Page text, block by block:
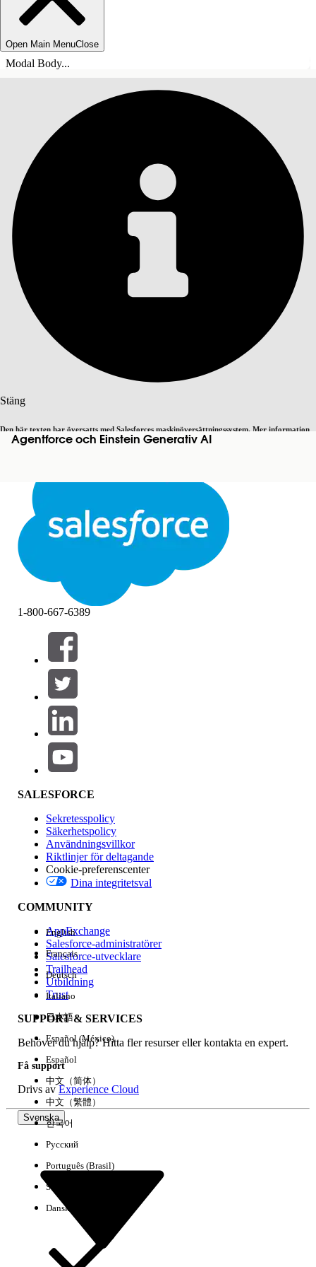
Open Main MenuClose
Modal Body...
Stäng
Den här texten har översatts med Salesforces maskinöversättningssystem. Mer information
. Byt till engelska Inte nu
StängStäng
Agentforce och Einstein Generativ AI
Innehållsförteckningar
INNEHÅLLSFÖRTECKNINGAR
Filter (0)
VÄLJ FILTER
Produktområde
Funktionspåverkan
Version
Händelse
Rensa alla Klart
1-800-667-6389
SALESFORCE
Sekretesspolicy
Säkerhetspolicy
Användningsvillkor
Riktlinjer för deltagande
Cookie-preferenscenter
Dina integritetsval
COMMUNITY
AppExchange
Salesforce-administratörer
Salesforce-utvecklare
Trailhead
Utbildning
Trust
SUPPORT & SERVICES
Behöver du hjälp? Hitta fler resurser eller kontakta en expert.
Få support
Drivs avExperience Cloud
Svenska
English
Français
Deutsch
Italiano
日本語
Español (México)
Español
中文（简体）
中文（繁體）
한국어
Русский
Português (Brasil)
Suomi
Dansk